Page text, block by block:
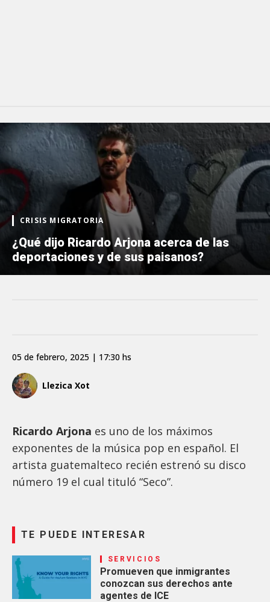
CRISIS MIGRATORIA
¿Qué dijo Ricardo Arjona acerca de las
deportaciones y de sus paisanos?
Llezica Xot
05 de febrero, 2025 | 17:30 hs
Ricardo Arjona es uno de los máximos
exponentes de la música pop en español. El
artista guatemalteco recién estrenó su disco
número 19 el cual tituló “Seco”.
TE PUEDE INTERESAR
SERVICIOS
Promueven que inmigrantes
conozcan sus derechos ante
agentes de ICE